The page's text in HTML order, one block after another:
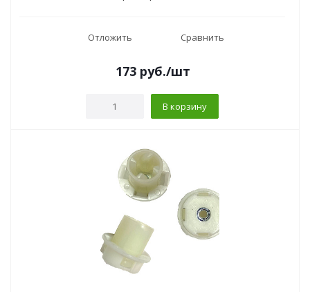
Отложить Сравнить
173руб./шт
В корзину